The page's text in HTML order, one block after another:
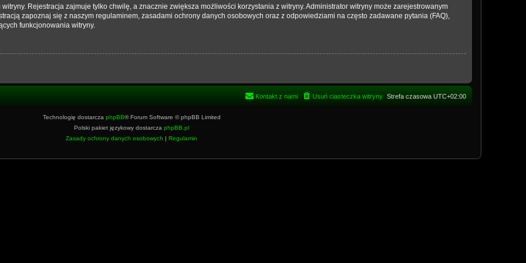
Rejestracja zajmuje tylko chwilę, a znacznie zwiększa możliwości korzystania z witryny. Administrator witryny może zarejestrowanym
zapoznaj się z naszym regulaminem, zasadami ochrony danych osobowych oraz z odpowiedziami na często zadawane pytania (FAQ),
funkcjonowania witryny.
Strefa czasowa UTC+02:00
Usuń ciasteczka witryny
Kontakt z nami
Technologię dostarcza phpBB® Forum Software © phpBB Limited
Polski pakiet językowy dostarcza phpBB.pl
Zasady ochrony danych osobowych | Regulamin